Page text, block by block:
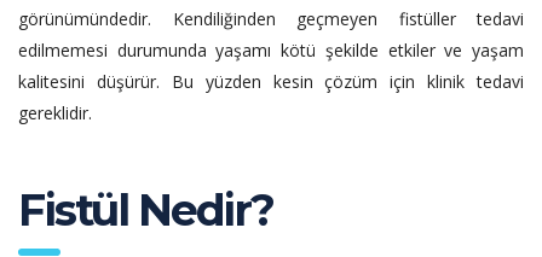
görünümündedir. Kendiliğinden geçmeyen fistüller tedavi
edilmemesi durumunda yaşamı kötü şekilde etkiler ve yaşam
kalitesini düşürür. Bu yüzden kesin çözüm için klinik tedavi
gereklidir.
Fistül Nedir?